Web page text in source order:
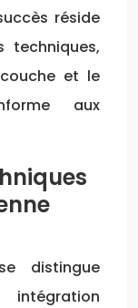
réside
techniques,
et le
aux
distingue
intégration